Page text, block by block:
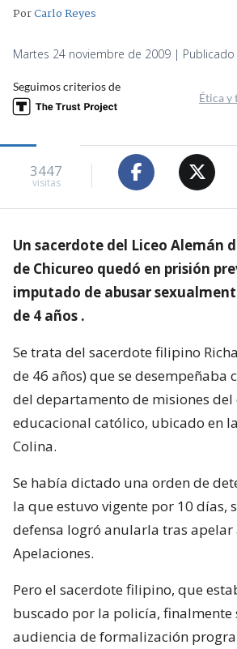
PorCarlo Reyes
Martes 24 noviembre de 2009 | Publicado
Seguimos criterios de
Ética y
3447
visitas
Un sacerdote del Liceo Alemán
de Chicureo quedó en prisión
imputado de abusar
de 4 años .
Se trata del sacerdote filipino
de 46 años) que se desempeñaba
del departamento de misiones
educacional católico, ubicado en
Colina.
Se había dictado una orden de
la que estuvo vigente por 10 días,
defensa logró anularla tras apelar
Apelaciones.
Pero el sacerdote filipino, que
buscado por la policía, finalmente
audiencia de formalización